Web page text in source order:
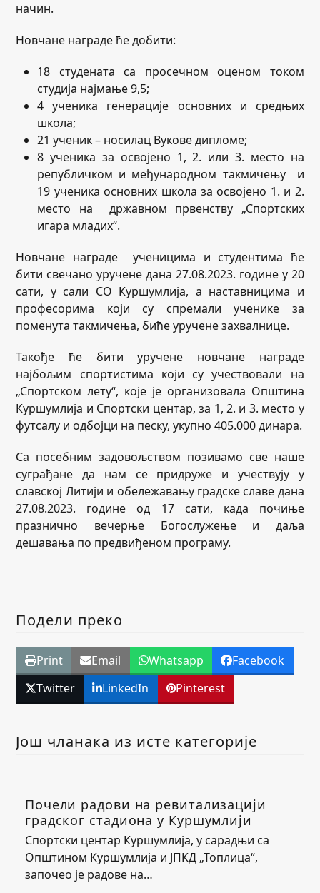
начин.
Новчане награде ће добити:
18 студената са просечном оценом током
студија најмање 9,5;
4 ученика генерације основних и средњих
школа;
21 ученик – носилац Вукове дипломе;
8 ученика за освојено 1, 2. или 3. место на
републичком и међународном такмичењу и
19 ученика основних школа за освојено 1. и 2.
место на државном првенству „Спортских
игара младих“.
Новчане награде ученицима и студентима ће
бити свечано уручене дана 27.08.2023. године у 20
сати, у сали СО Куршумлија, а наставницима и
професорима који су спремали ученике за
поменута такмичења, биће уручене захвалнице.
Такође ће бити уручене новчане награде
најбољим спортистима који су учествовали на
„Спортском лету“, које је организовала Општина
Куршумлија и Спортски центар, за 1, 2. и 3. место у
футсалу и одбојци на песку, укупно 405.000 динара.
Са посебним задовољством позивамо све наше
суграђане да нам се придруже и учествују у
славској Литији и обележавању градске славе дана
27.08.2023. године од 17 сати, када почиње
празнично вечерње Богослужење и даља
дешавања по предвиђеном програму.
Подели преко
Print Email Whatsapp
Facebook
Twitter
LinkedIn Pinterest
Још чланака из исте категорије
Почели радови на ревитализацији
градског стадиона у Куршумлији
Спортски центар Куршумлија, у сарадњи са
Општином Куршумлија и ЈПКД „Топлица“,
започео је радове на…